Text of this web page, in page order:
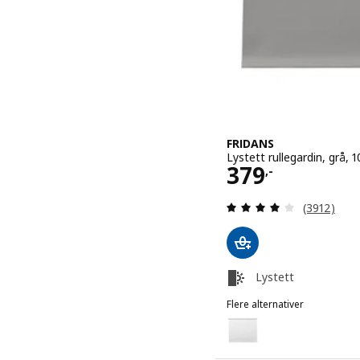
FRIDANS
Lystett rullegardin, grå,
379,-
Pris 379,-
(3912)
Lystett
Flere alternativer
FRIDANS
Alternativ: FRIDANS,